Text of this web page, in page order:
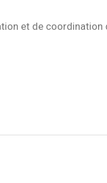
et de coordination